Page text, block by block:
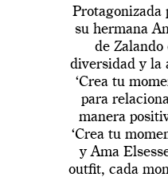
Protagonizada
su hermana
de Zalando
diversidad y la
‘Crea tu
para
manera
‘Crea tu
y Ama
outfit, cada